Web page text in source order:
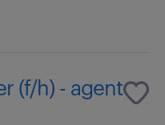
(f/h) - agent